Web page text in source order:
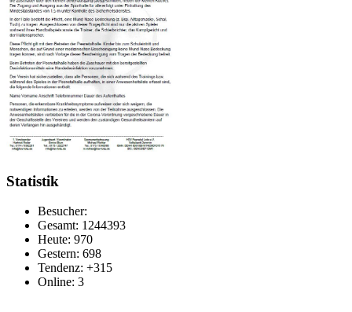
Statistik
Besucher:
Gesamt: 1244393
Heute: 970
Gestern: 698
Tendenz: +315
Online: 3